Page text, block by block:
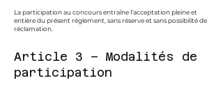
La participation au concours entraîne l’acceptation pleine et
entière du présent règlement, sans réserve et sans possibilité de
réclamation.
Article 3 – Modalités de
participation